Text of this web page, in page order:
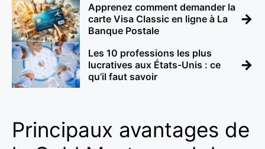
Apprenez comment demander la
carte Visa Classic en ligne à La
Banque Postale
→
Les 10 professions les plus
lucratives aux États-Unis : ce
qu’il faut savoir
→
Principaux avantages de